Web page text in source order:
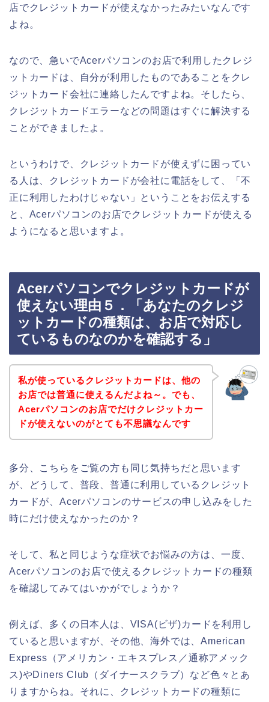
店でクレジットカードが使えなかったみたいなんです
よね。
なので、急いでAcerパソコンのお店で利用したクレジ
ットカードは、自分が利用したものであることをクレ
ジットカード会社に連絡したんですよね。そしたら、
クレジットカードエラーなどの問題はすぐに解決する
ことができましたよ。
というわけで、クレジットカードが使えずに困ってい
る人は、クレジットカードが会社に電話をして、「不
正に利用したわけじゃない」ということをお伝えする
と、Acerパソコンのお店でクレジットカードが使える
ようになると思いますよ。
Acerパソコンでクレジットカードが
使えない理由５．「あなたのクレジ
ットカードの種類は、お店で対応し
ているものなのかを確認する」
私が使っているクレジットカードは、他の
お店では普通に使えるんだよね～。でも、
Acerパソコンのお店でだけクレジットカー
ドが使えないのがとても不思議なんです
多分、こちらをご覧の方も同じ気持ちだと思います
が、どうして、普段、普通に利用しているクレジット
カードが、Acerパソコンのサービスの申し込みをした
時にだけ使えなかったのか？
そして、私と同じような症状でお悩みの方は、一度、
Acerパソコンのお店で使えるクレジットカードの種類
を確認してみてはいかがでしょうか？
例えば、多くの日本人は、VISA(ビザ)カードを利用し
ていると思いますが、その他、海外では、American
Express（アメリカン・エキスプレス／通称アメック
ス)やDiners Club（ダイナースクラブ）など色々とあ
りますからね。それに、クレジットカードの種類に